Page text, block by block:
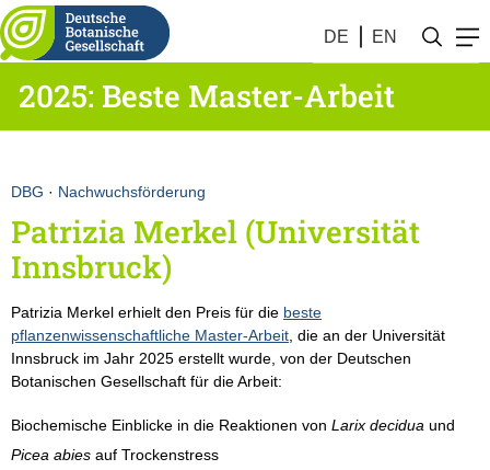
DE EN
2025: Beste Master-Arbeit
DBG · Nachwuchsförderung
Patrizia Merkel (Universität
Innsbruck)
Patrizia Merkel erhielt den Preis für die beste
pflanzenwissenschaftliche Master-Arbeit , die an der Universität
Innsbruck im Jahr 2025 erstellt wurde, von der Deutschen
Botanischen Gesellschaft für die Arbeit:
Biochemische Einblicke in die Reaktionen von Larix decidua und
Picea abies auf Trockenstress